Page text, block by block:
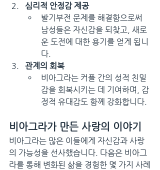
심리적 안정감 제공
발기부전 문제를 해결함으로써
남성들은 자신감을 되찾고, 새로
운 도전에 대한 용기를 얻게 됩니
다.
관계의 회복
비아그라는 커플 간의 성적 친밀
감을 회복시키는 데 기여하며, 감
정적 유대감도 함께 강화합니다.
비아그라가 만든 사랑의 이야기
비아그라는 많은 이들에게 자신감과 사랑
의 가능성을 선사했습니다. 다음은 비아그
라를 통해 변화된 삶을 경험한 몇 가지 사례